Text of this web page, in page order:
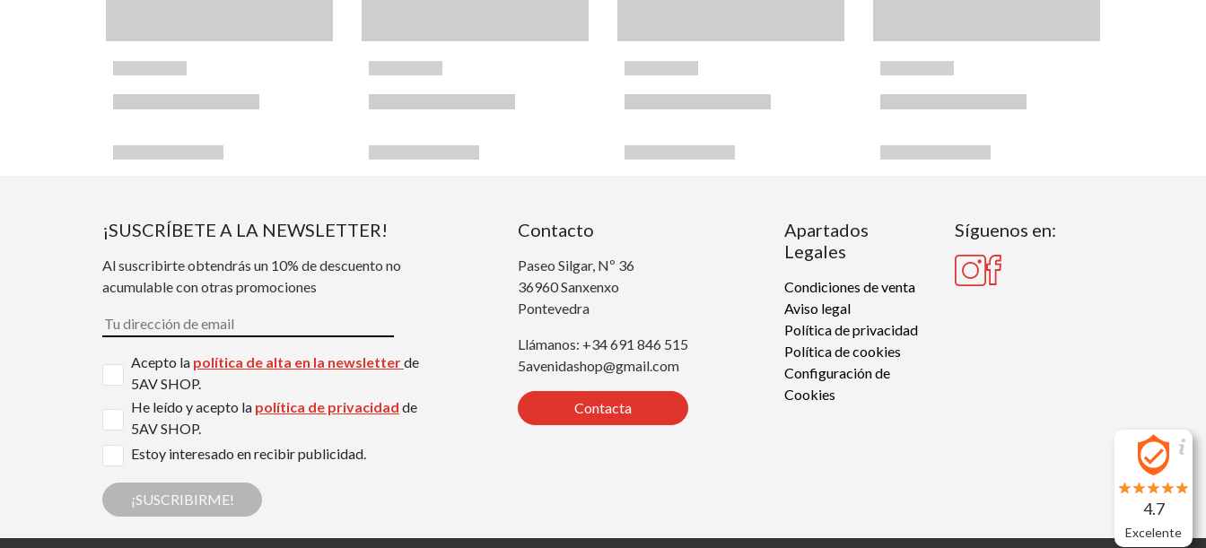
¡SUSCRÍBETE A LA NEWSLETTER!
Al suscribirte obtendrás un 10% de descuento no
acumulable con otras promociones
Acepto la política de alta en la newsletterde
5AV SHOP.
He leído y acepto la política de privacidad de
5AV SHOP.
Estoy interesado en recibir publicidad.
¡SUSCRIBIRME!
Contacto
Paseo Silgar, Nº 36
36960 Sanxenxo
Pontevedra
Llámanos: +34 691 846 515
5avenidashop@gmail.com
Contacta
Apartados
Legales
Condiciones de venta
Aviso legal
Política de privacidad
Política de cookies
Configuración de
Cookies
Síguenos en:
4.7
Excelente